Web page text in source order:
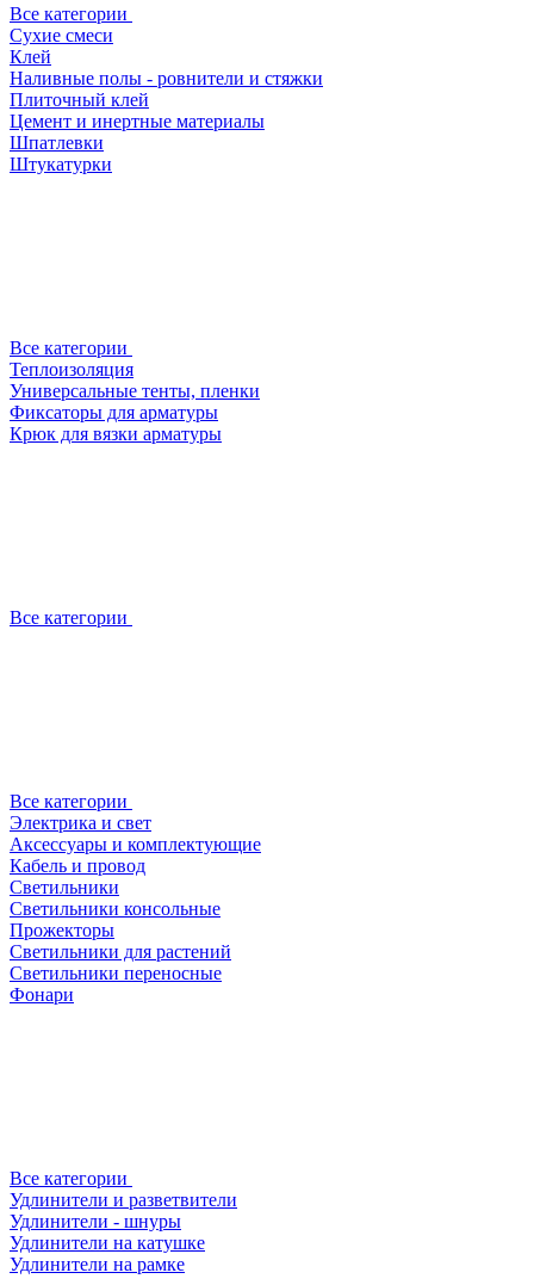
Все категории
Сухие смеси
Клей
Наливные полы - ровнители и стяжки
Плиточный клей
Цемент и инертные материалы
Шпатлевки
Штукатурки
Все категории
Теплоизоляция
Универсальные тенты, пленки
Фиксаторы для арматуры
Крюк для вязки арматуры
Все категории
Все категории
Электрика и свет
Аксессуары и комплектующие
Кабель и провод
Светильники
Светильники консольные
Прожекторы
Светильники для растений
Светильники переносные
Фонари
Все категории
Удлинители и разветвители
Удлинители - шнуры
Удлинители на катушке
Удлинители на рамке